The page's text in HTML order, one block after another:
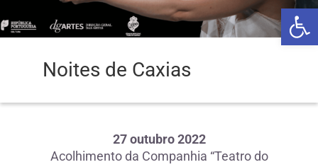
Noites de Caxias
27 outubro 2022
Acolhimento da Companhia “Teatro do